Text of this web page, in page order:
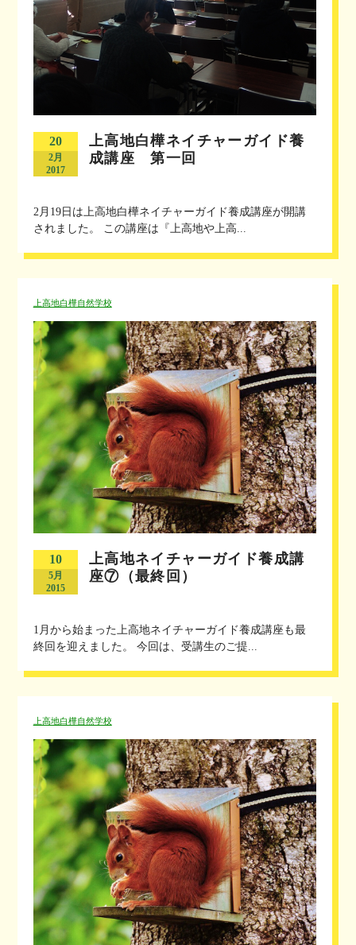
20
2月
2017
上高地白樺ネイチャーガイド養
成講座 第一回
2月19日は上高地白樺ネイチャーガイド養成講座が開講
されました。 この講座は『上高地や上高...
上高地白樺自然学校
10
5月
2015
上高地ネイチャーガイド養成講
座⑦（最終回）
1月から始まった上高地ネイチャーガイド養成講座も最
終回を迎えました。 今回は、受講生のご提...
上高地白樺自然学校